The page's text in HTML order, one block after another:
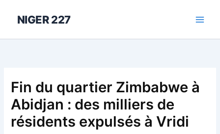
NIGER 227
Fin du quartier Zimbabwe à
Abidjan : des milliers de
résidents expulsés à Vridi